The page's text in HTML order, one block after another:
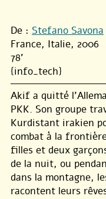
De : Stefano Savona
France, Italie, 2006
78'
{info_tech}
Akif a quitté
PKK. Son groupe
Kurdistant irakien
combat à la
filles et deux
de la nuit, ou
dans la montagne,
racontent leurs